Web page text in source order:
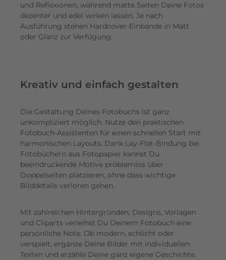
und Reflexionen, während matte Seiten Deine Fotos
dezenter und edel wirken lassen. Je nach
Ausführung stehen Hardcover-Einbände in Matt
oder Glanz zur Verfügung.
Kreativ und einfach gestalten
Die Gestaltung Deines Fotobuchs ist ganz
unkompliziert möglich. Nutze den praktischen
Fotobuch-Assistenten für einen schnellen Start mit
harmonischen Layouts. Dank Lay-Flat-Bindung bei
Fotobüchern aus Fotopapier kannst Du
beeindruckende Motive problemlos über
Doppelseiten platzieren, ohne dass wichtige
Bilddetails verloren gehen.
Mit zahlreichen Hintergründen, Designs, Vorlagen
und Cliparts verleihst Du Deinem Fotobuch eine
persönliche Note. Ob modern, schlicht oder
verspielt, ergänze Deine Bilder mit individuellen
Texten und erzähle Deine ganz eigene Geschichte.